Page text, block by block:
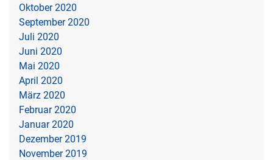
Oktober 2020
September 2020
Juli 2020
Juni 2020
Mai 2020
April 2020
März 2020
Februar 2020
Januar 2020
Dezember 2019
November 2019